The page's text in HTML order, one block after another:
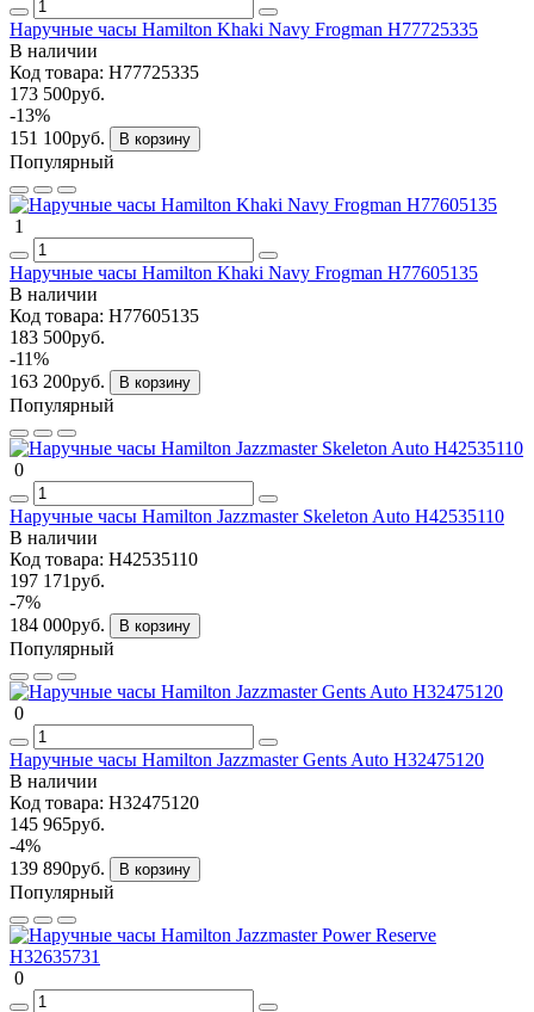
Наручные часы Hamilton Khaki Navy Frogman H77725335
В наличии
Код товара: H77725335
173 500руб.
-13%
151 100руб.
В корзину
Популярный
1
Наручные часы Hamilton Khaki Navy Frogman H77605135
В наличии
Код товара: H77605135
183 500руб.
-11%
163 200руб.
В корзину
Популярный
0
Наручные часы Hamilton Jazzmaster Skeleton Auto H42535110
В наличии
Код товара: H42535110
197 171руб.
-7%
184 000руб.
В корзину
Популярный
0
Наручные часы Hamilton Jazzmaster Gents Auto H32475120
В наличии
Код товара: H32475120
145 965руб.
-4%
139 890руб.
В корзину
Популярный
0